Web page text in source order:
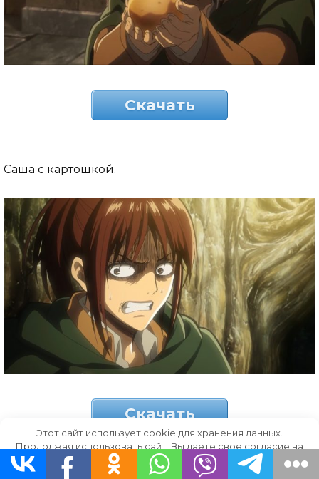
Скачать
Саша с картошкой.
Скачать
Этот сайт использует cookie для хранения данных.
Продолжая использовать сайт, Вы даете свое согласие на
работу с этими файлами.
OK